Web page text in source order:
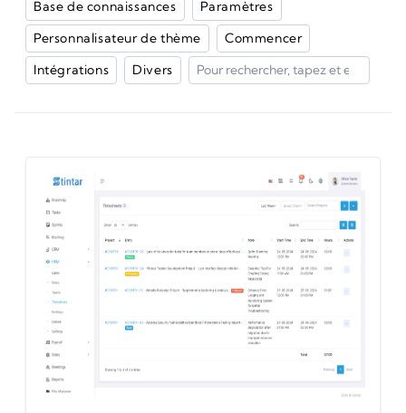
Base de connaissances
Paramètres
Personnalisateur de thème
Commencer
Intégrations
Divers